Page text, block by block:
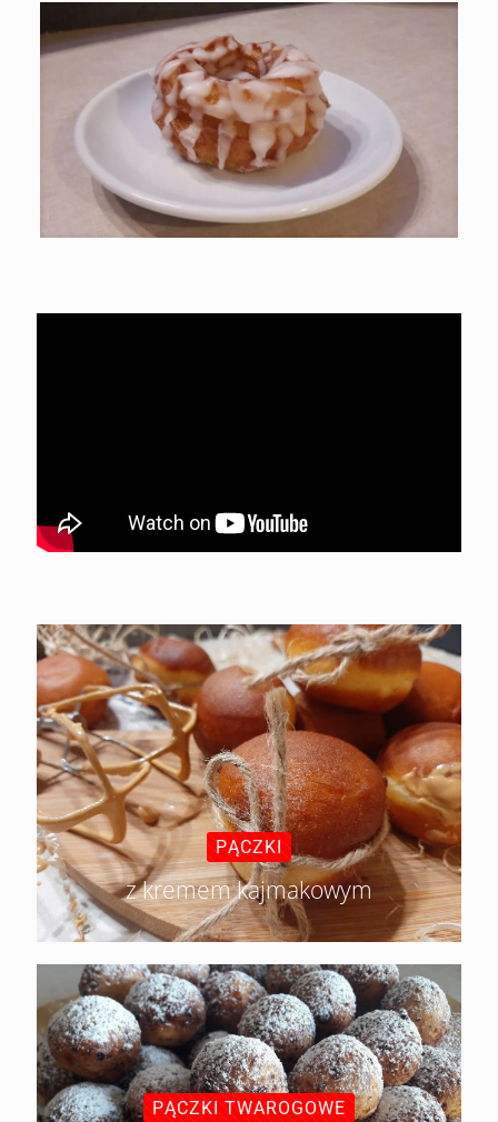
PĄCZKI
z kremem kajmakowym
PĄCZKI TWAROGOWE